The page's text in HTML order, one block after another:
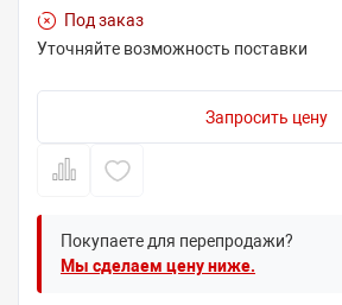
Под заказ
Уточняйте возможность поставки
Запросить цену
Покупаете для перепродажи?
Мы сделаем цену ниже.